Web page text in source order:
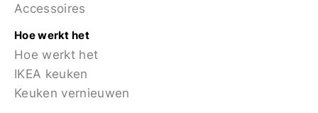
Accessoires
Hoe werkt het
Hoe werkt het
IKEA keuken
Keuken vernieuwen